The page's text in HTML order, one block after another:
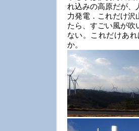
れ込みの高原だが、
力発電．これだけ沢
たら、すごい風が吹
ない。これだけあ
か。